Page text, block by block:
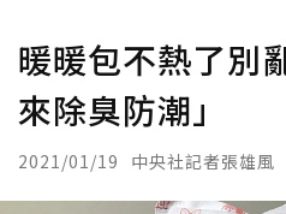
暖暖包不熱了別
來除臭防潮」
2021/01/19 中央社記者張雄風